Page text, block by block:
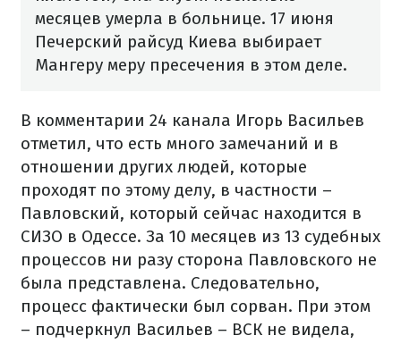
месяцев умерла в больнице. 17 июня
Печерский райсуд Киева выбирает
Мангеру меру пресечения в этом деле.
В комментарии 24 канала Игорь Васильев
отметил, что есть много замечаний и в
отношении других людей, которые
проходят по этому делу, в частности –
Павловский, который сейчас находится в
СИЗО в Одессе. За 10 месяцев из 13 судебных
процессов ни разу сторона Павловского не
была представлена. Следовательно,
процесс фактически был сорван. При этом
– подчеркнул Васильев – ВСК не видела,